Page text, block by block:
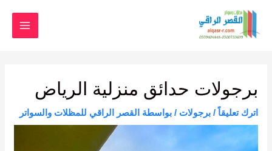
المحتوى
برجولات حدائق منزلية الرياض
اترك تعليقاً /برجولات / بواسطة القصر الراقي للمظلات والسواتر